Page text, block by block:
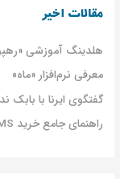
مقالات اخیر
هلدینگ آموزشی
معرفی نرم‌افزار «ماه»
گفتگوی ایرنا با بابک
راهنمای جامع خرید LMS